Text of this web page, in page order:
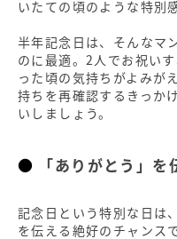
いたての頃のような特別
半年記念日は、そんなマ
のに最適。2人でお祝い
った頃の気持ちがよみが
持ちを再確認するきっか
いしましょう。
「ありがとう」
記念日という特別な日は
を伝える絶好のチャンス